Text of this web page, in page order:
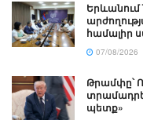
Երևանում
համալիր
07/08/2026
Թրամփը՝
պետք»